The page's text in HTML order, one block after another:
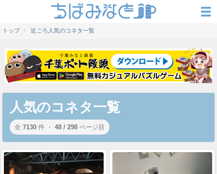
トップ 近ごろ人気のコネタ一覧
人気のコネタ一覧
全 7130 件 ・ 48 / 298 ページ目